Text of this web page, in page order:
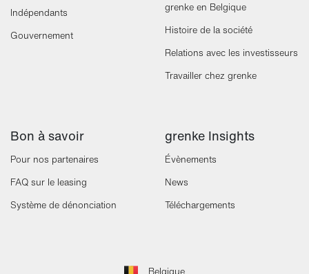
Indépendants
Gouvernement
grenke en Belgique
Histoire de la société
Relations avec les investisseurs
Travailler chez grenke
Bon à savoir
Pour nos partenaires
FAQ sur le leasing
Système de dénonciation
grenke Insights
Évènements
News
Téléchargements